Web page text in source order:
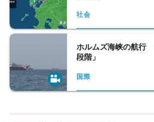
社会
ホルムズ海峡の航行
段階」
国際